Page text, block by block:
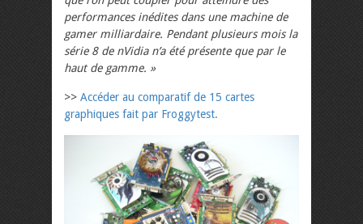
performances inédites dans une machine de
gamer milliardaire. Pendant plusieurs mois la
série 8 de nVidia n’a été présente que par le
haut de gamme. »
>> Accéder au comparatif de 15 cartes
graphiques fait par Froggytest.